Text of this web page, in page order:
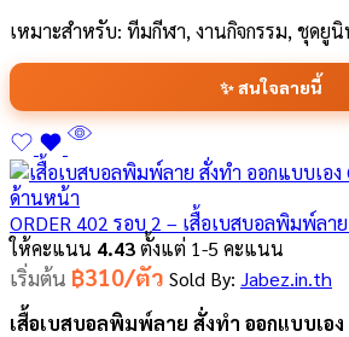
เหมาะสำหรับ: ทีมกีฬา, งานกิจกรรม, ชุดยู
✨ สนใจลายนี้
ORDER 402 รอบ 2 – เสื้อเบสบอลพิมพ์ลา
ให้คะแนน 4.43ตั้งแต่ 1-5 คะแนน
เริ่มต้น ฿310/ตัว Sold By: Jabez.in.th
เสื้อเบสบอลพิมพ์ลาย สั่งทำ ออกแบบเอง